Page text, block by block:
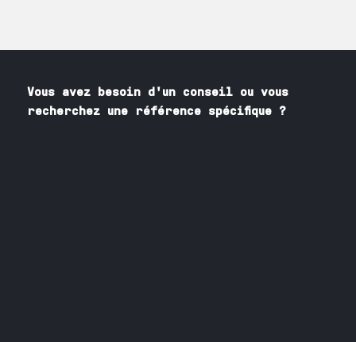
Vous avez besoin d'un conseil ou vous
recherchez une référence spécifique ?